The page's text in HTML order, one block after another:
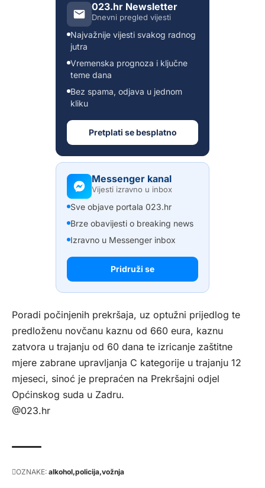
023.hr Newsletter
Dnevni pregled vijesti
Najvažnije vijesti svakog radnog
jutra
Vremenska prognoza i ključne
teme dana
Bez spama, odjava u jednom
kliku
Pretplati se besplatno
Messenger kanal
Vijesti izravno u inbox
Sve objave portala 023.hr
Brze obavijesti o breaking news
Izravno u Messenger inbox
Pridruži se
Poradi počinjenih prekršaja, uz optužni prijedlog te
predloženu novčanu kaznu od 660 eura, kaznu
zatvora u trajanju od 60 dana te izricanje zaštitne
mjere zabrane upravljanja C kategorije u trajanju 12
mjeseci, sinoć je prepraćen na Prekršajni odjel
Općinskog suda u Zadru.
@023.hr
OZNAKE: alkohol policija vožnja